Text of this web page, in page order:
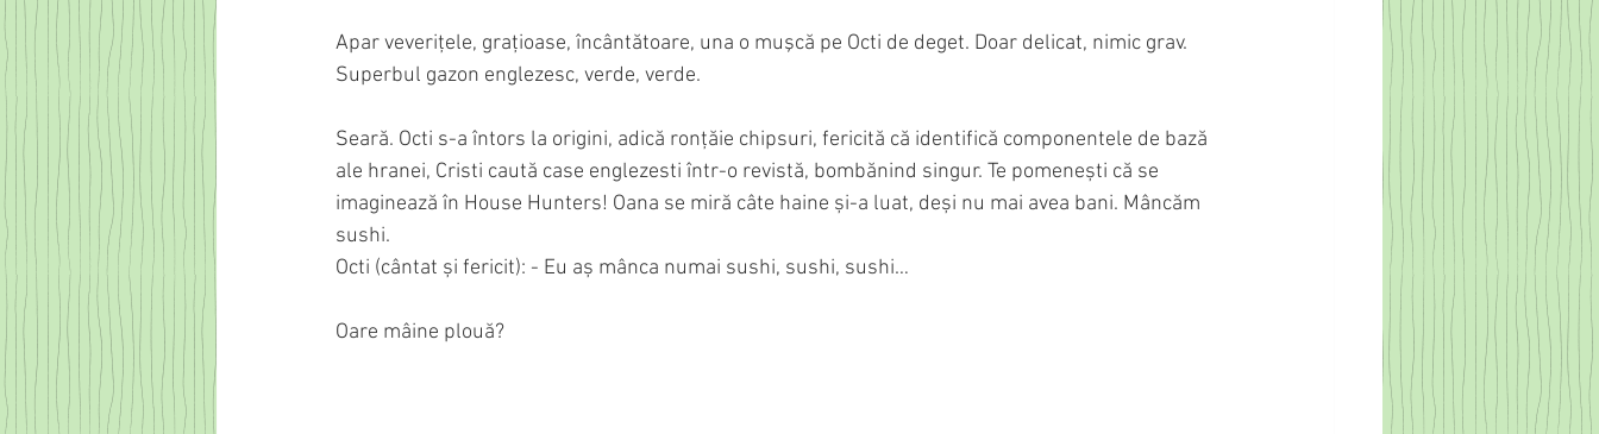
Apar veverițele, graţioase, încântătoare, una o muşcă pe Octi de deget. Doar delicat, nimic grav.
Superbul gazon englezesc, verde, verde.
Seară. Octi s-a întors la origini, adică ronțăie chipsuri, fericită că identifică componentele de bază
ale hranei, Cristi caută case englezesti într-o revistă, bombănind singur. Te pomenești că se
imaginează în House Hunters! Oana se miră câte haine și-a luat, deși nu mai avea bani. Mâncăm
sushi.
Octi (cântat și fericit): - Eu aș mânca numai sushi, sushi, sushi…
Oare mâine plouă?